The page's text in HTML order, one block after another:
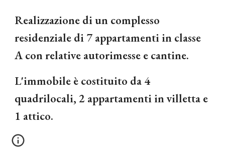
Realizzazione di un complesso
residenziale di 7 appartamenti in classe
A con relative autorimesse e cantine.
L'immobile è costituito da 4
quadrilocali, 2 appartamenti in villetta e
1 attico.